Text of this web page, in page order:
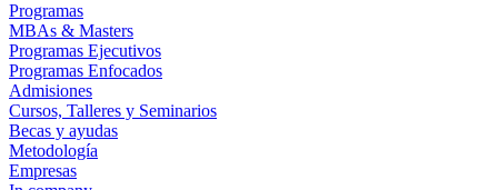
Programas
MBAs & Masters
Programas Ejecutivos
Programas Enfocados
Admisiones
Cursos, Talleres y Seminarios
Becas y ayudas
Metodología
Empresas